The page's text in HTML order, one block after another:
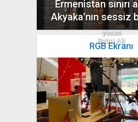
Ermenistan sınırı
Akyaka’nın sessiz
yazan
Bahri Ak
RGB Ekranı